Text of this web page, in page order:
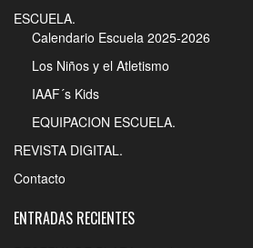
ESCUELA.
Calendario Escuela 2025-2026
Los Niños y el Atletismo
IAAF´s Kids
EQUIPACION ESCUELA.
REVISTA DIGITAL.
Contacto
ENTRADAS RECIENTES